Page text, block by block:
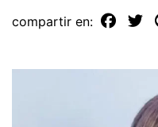
compartir en: